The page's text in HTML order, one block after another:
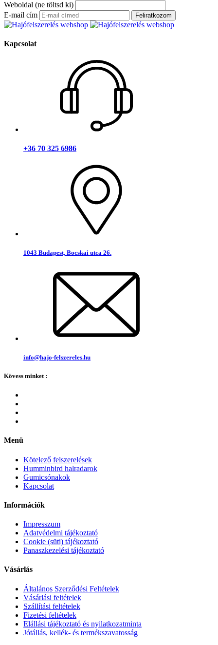
Weboldal (ne töltsd ki)
E-mail cím
Feliratkozom
Kapcsolat
+36 70 325 6986
1043 Budapest, Bocskai utca 26.
info@hajo-felszereles.hu
Kövess minket :
Menü
Kötelező felszerelések
Humminbird halradarok
Gumicsónakok
Kapcsolat
Információk
Impresszum
Adatvédelmi tájékoztató
Cookie (süti) tájékoztató
Panaszkezelési tájékoztató
Vásárlás
Általános Szerződési Feltételek
Vásárlási feltételek
Szállítási feltételek
Fizetési feltételek
Elállási tájékoztató és nyilatkozatminta
Jótállás, kellék- és termékszavatosság